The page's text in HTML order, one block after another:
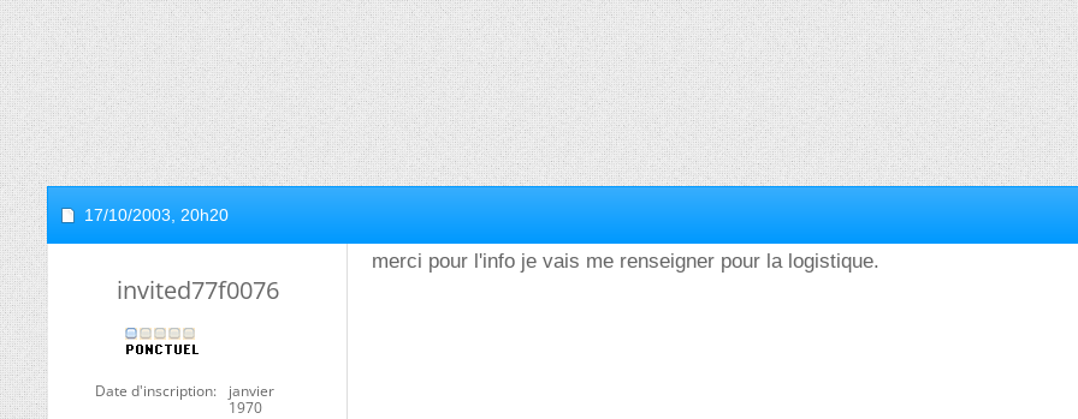
17/10/2003, 20h20
invited77f0076
Date d'inscription
janvier
1970
merci pour l'info je vais me renseigner pour la logistique.